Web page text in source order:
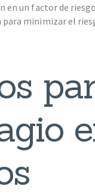
en un factor de
minimizar el